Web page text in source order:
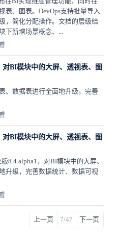
表、图表。DevOps支持批量导入
，简化分配操作。文档的层级结
下新增场景概念、...
BI模块中的大屏、透视表、图
、数据表进行全面地升级，完善
BI模块中的大屏、透视表、图
8.4.alpha1，对BI模块中的大屏、
升级，完善数据统计、数据可视
上一页 7/47 下一页